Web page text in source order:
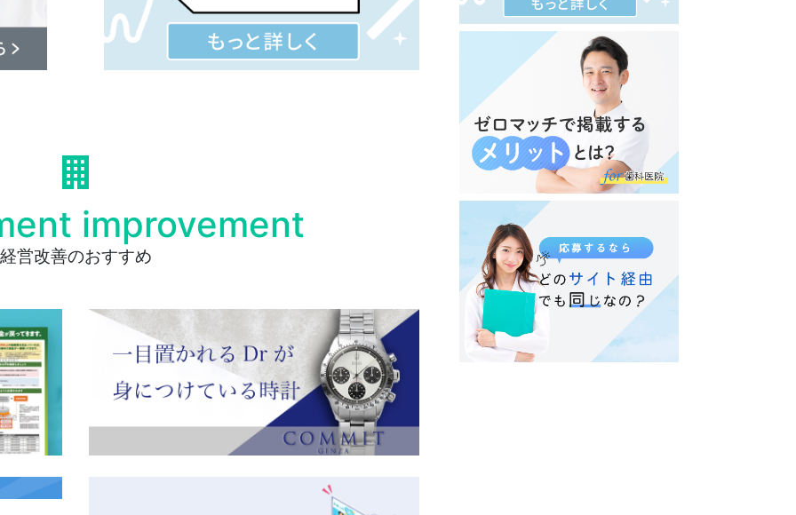
improvement
経営改善のおすすめ